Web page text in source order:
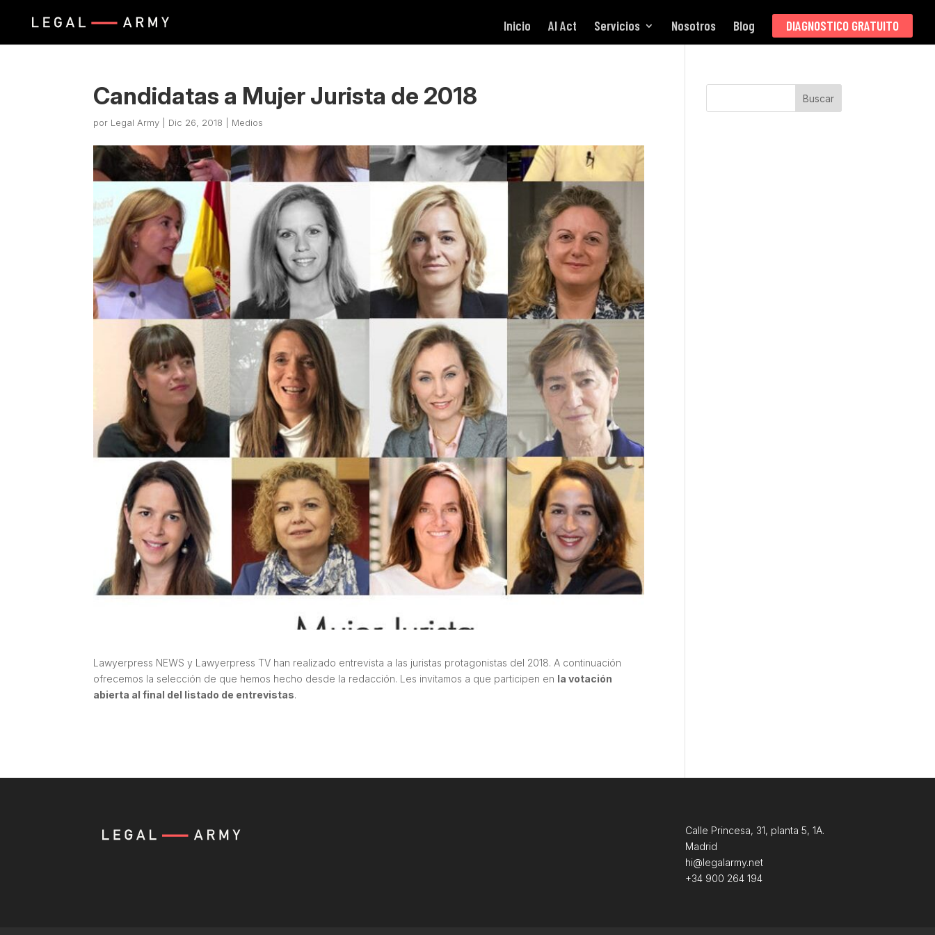
Inicio AI Act Servicios Nosotros Blog DIAGNOSTICO GRATUITO
Candidatas a Mujer Jurista de 2018
por Legal Army Dic 26, 2018 Medios
Lawyerpress NEWS y Lawyerpress TV han realizado entrevista a las juristas protagonistas del 2018. A continuación
ofrecemos la selección de que hemos hecho desde la redacción. Les invitamos a que participen en la votación
abierta al final del listado de entrevistas.
Buscar
Calle Princesa, 31, planta 5, 1A.
Madrid
hi@legalarmy.net
+34 900 264 194